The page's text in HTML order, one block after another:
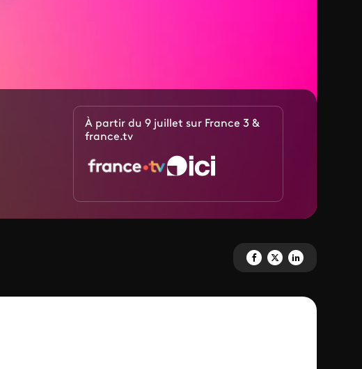
À partir du 9 juillet sur France 3 &
france.tv
Partagez 'L'heure D' sur
Partagez 'L'heure D' sur X
Partagez 'L'heure